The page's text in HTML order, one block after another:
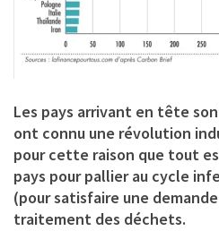
Les pays arrivant en tête
ont connu une révolution
pour cette raison que tout
pays pour pallier au cycle
(pour satisfaire une
traitement des déchets.